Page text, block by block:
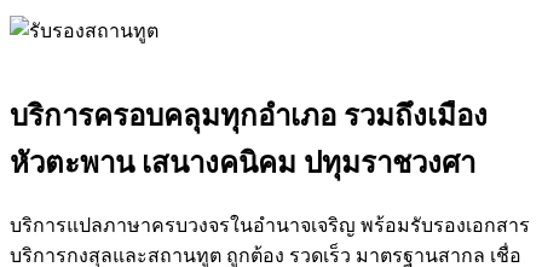
บริการครอบคลุมทุกอำเภอ รวมถึงเมือง
หัวตะพาน เสนางคนิคม ปทุมราชวงศา
บริการแปลภาษาครบวงจรในอำนาจเจริญ พร้อมรับรองเอกสาร
บริการกงสุลและสถานทูต ถูกต้อง รวดเร็ว มาตรฐานสากล เชื่อ